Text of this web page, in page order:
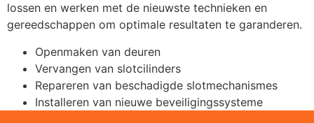
lossen en werken met de nieuwste technieken en
gereedschappen om optimale resultaten te garanderen.
Openmaken van deuren
Vervangen van slotcilinders
Repareren van beschadigde slotmechanismes
Installeren van nieuwe beveiligingssysteme